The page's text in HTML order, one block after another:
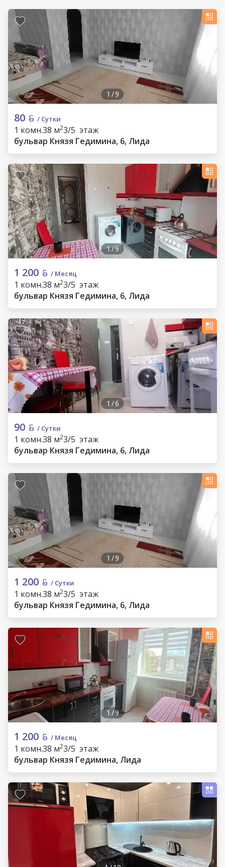
1 /9
80 / Сутки
1 комн.38 м23/5 этаж
бульвар Князя Гедимина, 6, Лида
1/9
1 200 / Месяц
1 комн.38 м23/5 этаж
бульвар Князя Гедимина, 6, Лида
1 /6
90 / Сутки
1 комн.38 м23/5 этаж
бульвар Князя Гедимина, 6, Лида
1 /9
1 200 / Сутки
1 комн.38 м23/5 этаж
бульвар Князя Гедимина, 6, Лида
1 /9
1 200 / Месяц
1 комн.38 м23/5 этаж
бульвар Князя Гедимина, Лида